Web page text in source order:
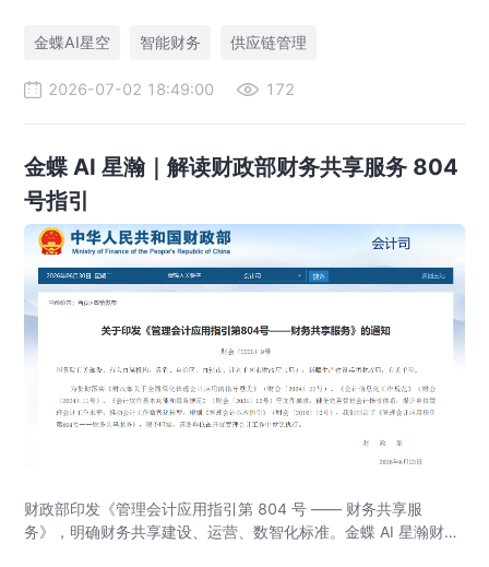
金蝶AI星空
智能财务 供应链管理
2026-07-02 18:49:00 172
金蝶 AI 星瀚｜解读财政部财务共享服务 804
号指引
财政部印发《管理会计应用指引第 804 号 —— 财务共享服
务》，明确财务共享建设、运营、数智化标准。金蝶 AI 星瀚财务